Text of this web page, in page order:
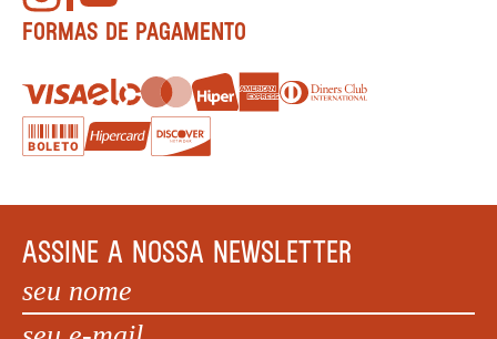
FORMAS DE PAGAMENTO
ASSINE A NOSSA NEWSLETTER